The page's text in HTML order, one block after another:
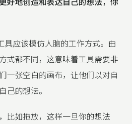
具应该模仿人脑的工作方式。由
式都不同，这意味着工具需要非
一张空白的画布，让他们以对自
己的想法。
比如拖放，这样一旦你的想法